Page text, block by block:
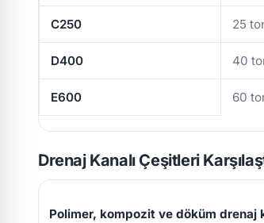
C250 25
D400 40
E600 60
Drenaj Kanalı Çeşitleri
Polimer, kompozit ve döküm drenaj